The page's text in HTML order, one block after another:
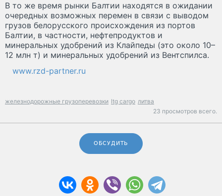
В то же время рынки Балтии находятся в ожидании
очередных возможных перемен в связи с выводом
грузов белорусского происхождения из портов
Балтии, в частности, нефтепродуктов и
минеральных удобрений из Клайпеды (это около 10–
12 млн т) и минеральных удобрений из Вентспилса.
www.rzd-partner.ru
железнодорожные грузоперевозки ltg cargo литва
23 просмотров всего.
ОБСУДИТЬ